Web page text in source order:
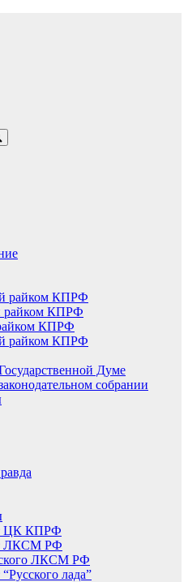
райком КПРФ
райком КПРФ
КПРФ
райком КПРФ
Думе
собрании
ЦК КПРФ
ЛКСМ РФ
ЛКСМ РФ
лада”